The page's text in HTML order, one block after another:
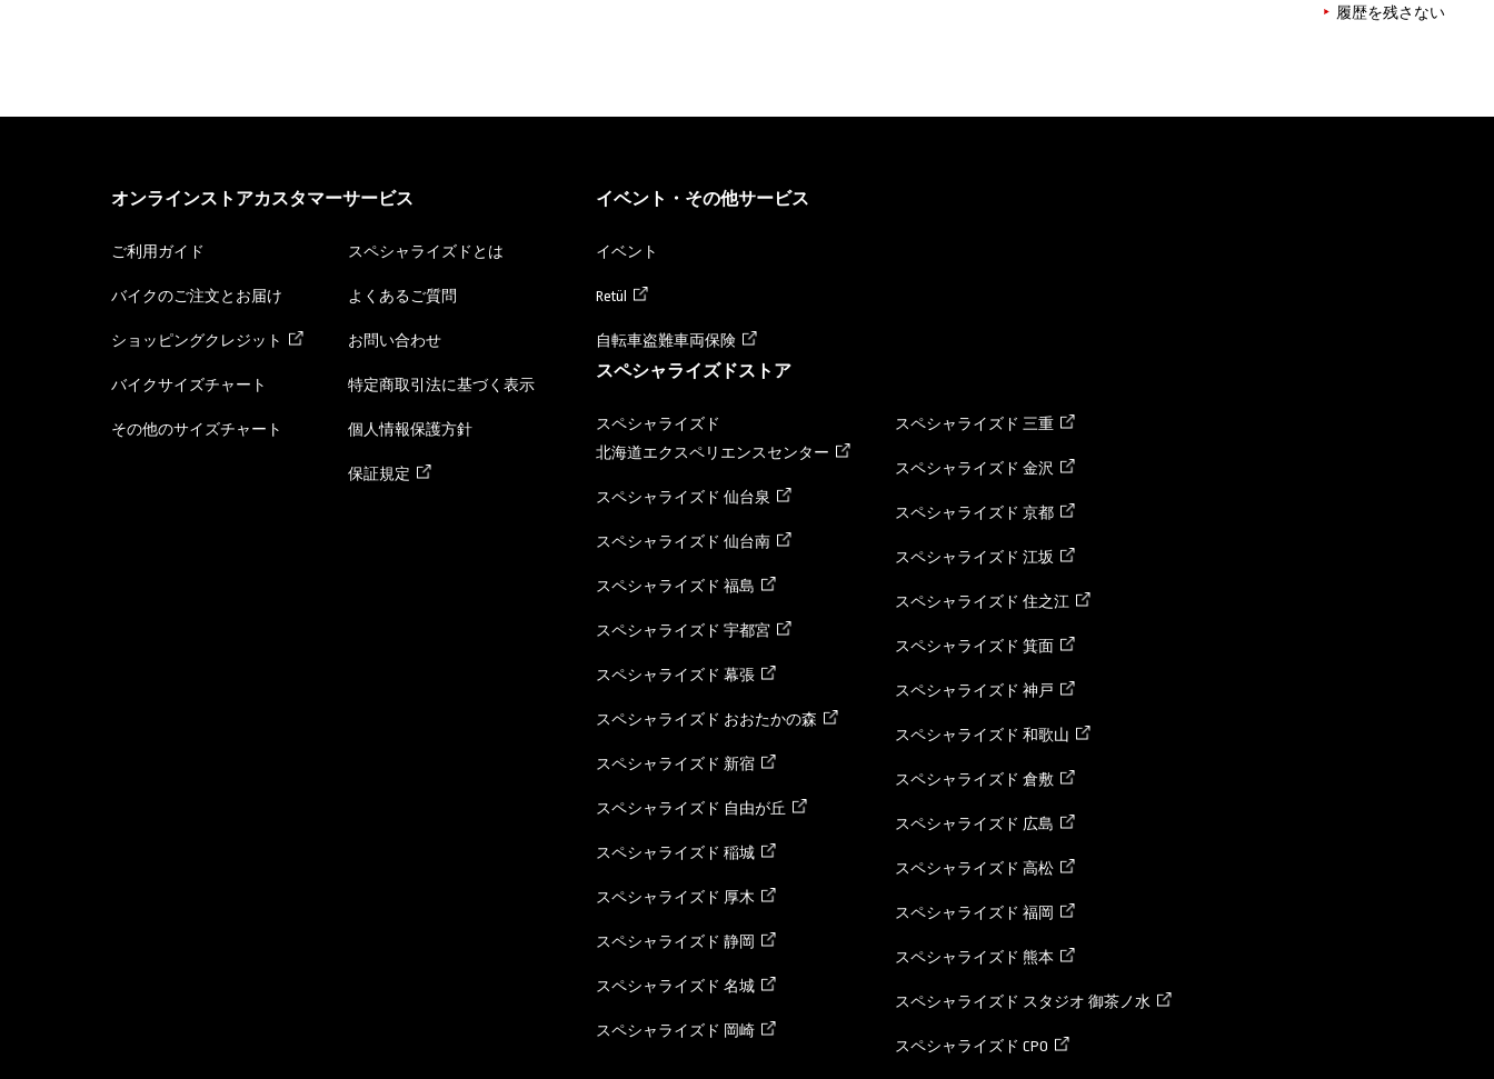
履歴を残さない
オンラインストアカスタマーサービス
ご利用ガイド
バイクのご注文とお届け
ショッピングクレジット
バイクサイズチャート
その他のサイズチャート
スペシャライズドとは
よくあるご質問
お問い合わせ
特定商取引法に基づく表示
個人情報保護方針
保証規定
イベント・その他サービス
イベント
Retül
自転車盗難車両保険
スペシャライズドストア
スペシャライズド
北海道エクスペリエンスセンター
スペシャライズド 仙台泉
スペシャライズド 仙台南
スペシャライズド 福島
スペシャライズド 宇都宮
スペシャライズド 幕張
スペシャライズド おおたかの森
スペシャライズド 新宿
スペシャライズド 自由が丘
スペシャライズド 稲城
スペシャライズド 厚木
スペシャライズド 静岡
スペシャライズド 名城
スペシャライズド 岡崎
スペシャライズド 三重
スペシャライズド 金沢
スペシャライズド 京都
スペシャライズド 江坂
スペシャライズド 住之江
スペシャライズド 箕面
スペシャライズド 神戸
スペシャライズド 和歌山
スペシャライズド 倉敷
スペシャライズド 広島
スペシャライズド 高松
スペシャライズド 福岡
スペシャライズド 熊本
スペシャライズド スタジオ 御茶ノ水
スペシャライズド CPO